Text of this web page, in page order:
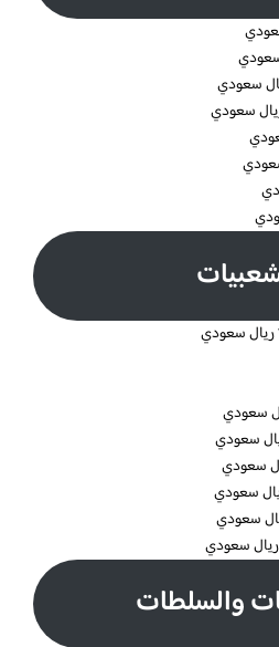
والسلطات